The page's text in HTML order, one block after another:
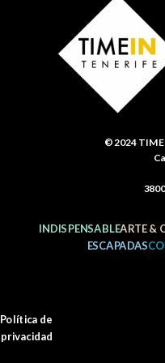
© 2024 TIME
INDISPENSABLEARTE &
ESCAPADAS
Política de
privacidad